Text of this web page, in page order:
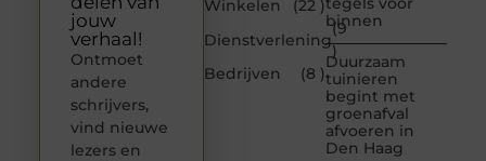
Winkelen
(22 )
Dienstverlening
(9
)
Bedrijven
(8 )
binnen
Duurzaam
tuinieren
begint met
groenafval
afvoeren in
Den Haag
jouw
verhaal!
Ontmoet
andere
schrijvers,
vind nieuwe
lezers en